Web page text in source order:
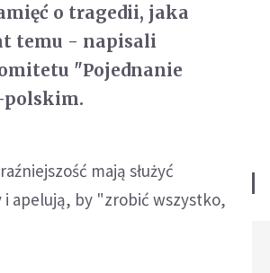
o tragedii, jaka
temu - napisali
"Pojednanie
polskim.
mają służyć
apelują, by "zrobić wszystko,